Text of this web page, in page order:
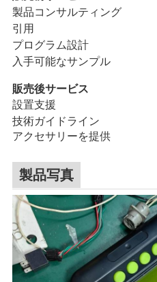
ュ
ー
ス
事
件
地
図
製品コンサルティング
引用
プログラム設計
入手可能なサンプル
販売後サービス
設置支援
技術ガイドライン
アクセサリーを提供
製品写真